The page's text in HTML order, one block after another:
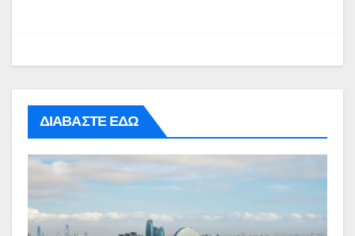
ΔΙΑΒΑΣΤΕ ΕΔΩ